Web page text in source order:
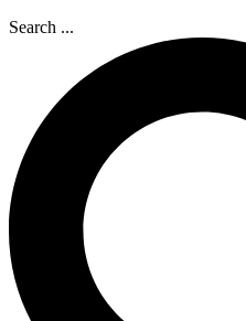
Search ...